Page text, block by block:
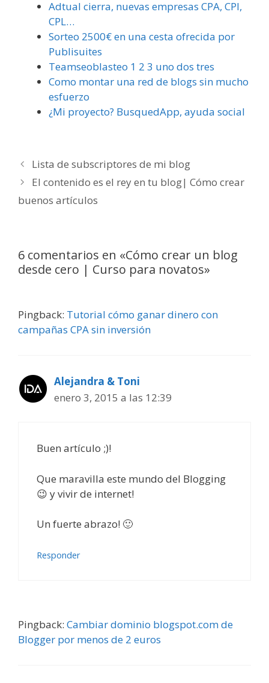
Adtual cierra, nuevas empresas CPA, CPI,
CPL…
Sorteo 2500€ en una cesta ofrecida por
Publisuites
Teamseoblasteo 1 2 3 uno dos tres
Como montar una red de blogs sin mucho
esfuerzo
¿Mi proyecto? BusquedApp, ayuda social
Navegación
de
Lista de subscriptores de mi blog
El contenido es el rey en tu blog| Cómo crear
buenos artículos
6 comentarios en «Cómo crear un blog
desde cero | Curso para novatos»
Pingback: Tutorial cómo ganar dinero con
campañas CPA sin inversión
Alejandra & Toni
enero 3, 2015 a las 12:39
Buen artículo ;)!
Que maravilla este mundo del Blogging
😉 y vivir de internet!
Un fuerte abrazo! 🙂
Responder
Pingback: Cambiar dominio blogspot.com de
Blogger por menos de 2 euros